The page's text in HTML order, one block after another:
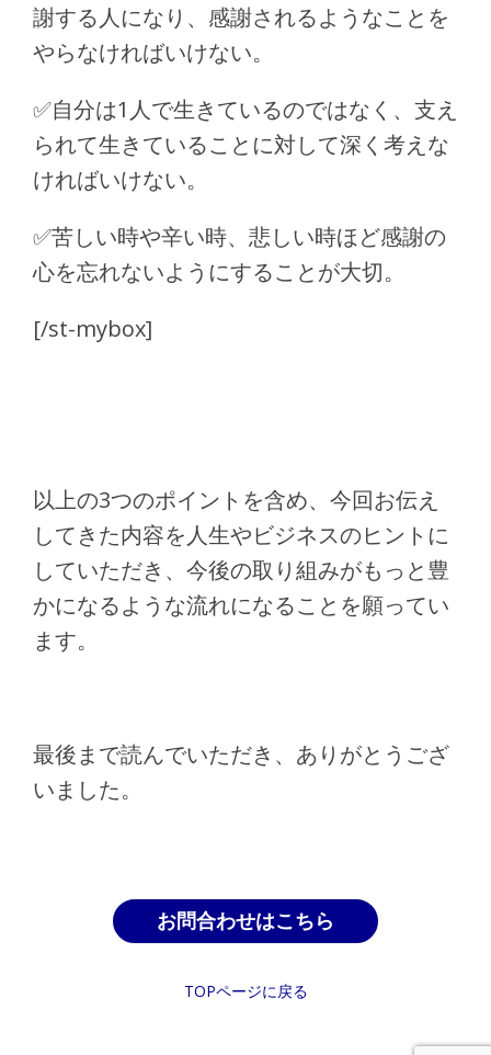
謝する人になり、感謝されるようなことを
やらなければいけない。
✅自分は1人で生きているのではなく、支え
られて生きていることに対して深く考えな
ければいけない。
✅苦しい時や辛い時、悲しい時ほど感謝の
心を忘れないようにすることが大切。
[/st-mybox]
以上の3つのポイントを含め、今回お伝え
してきた内容を人生やビジネスのヒントに
していただき、今後の取り組みがもっと豊
かになるような流れになることを願ってい
ます。
最後まで読んでいただき、ありがとうござ
いました。
お問合わせはこちら
TOPページに戻る